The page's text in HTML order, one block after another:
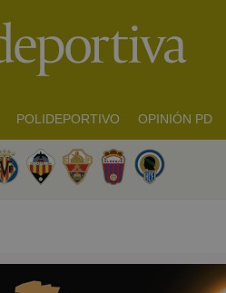
POLIDEPORTIVO OPINIÓN PD